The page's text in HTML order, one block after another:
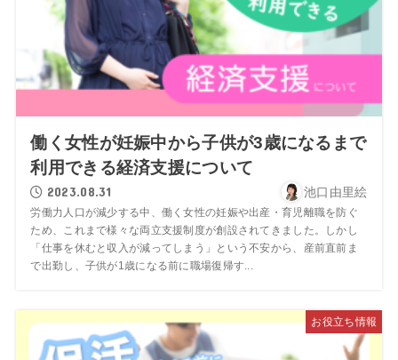
働く女性が妊娠中から子供が3歳になるまで
利用できる経済支援について
2023.08.31 池口由里絵
労働力人口が減少する中、働く女性の妊娠や出産・育児離職を防ぐ
ため、これまで様々な両立支援制度が創設されてきました。しかし
「仕事を休むと収入が減ってしまう」という不安から、産前直前ま
で出勤し、子供が1歳になる前に職場復帰す...
お役立ち情報